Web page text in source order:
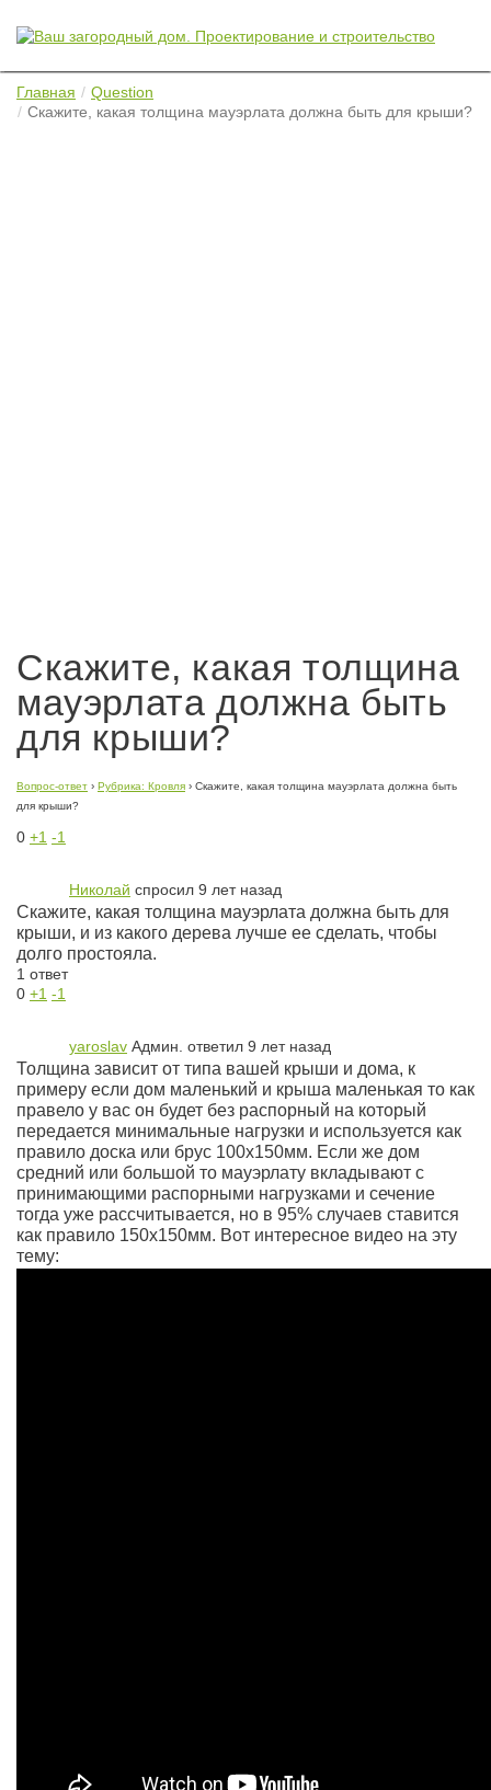
Главная
Question
Скажите, какая толщина мауэрлата должна быть для крыши?
Скажите, какая толщина
мауэрлата должна быть
для крыши?
Вопрос-ответ › Рубрика: Кровля › Скажите, какая толщина мауэрлата должна быть
для крыши?
0 +1 -1
Николай спросил 9 лет назад
Скажите, какая толщина мауэрлата должна быть для
крыши, и из какого дерева лучше ее сделать, чтобы
долго простояла.
1 ответ
0 +1 -1
yaroslav Админ. ответил 9 лет назад
Толщина зависит от типа вашей крыши и дома, к
примеру если дом маленький и крыша маленькая то как
правело у вас он будет без распорный на который
передается минимальные нагрузки и используется как
правило доска или брус 100х150мм. Если же дом
средний или большой то мауэрлату вкладывают с
принимающими распорными нагрузками и сечение
тогда уже рассчитывается, но в 95% случаев ставится
как правило 150х150мм. Вот интересное видео на эту
тему: